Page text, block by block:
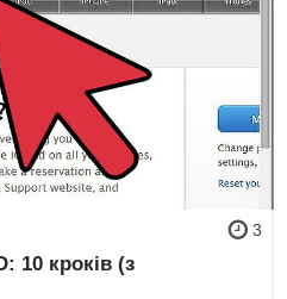
3
10 кроків (з